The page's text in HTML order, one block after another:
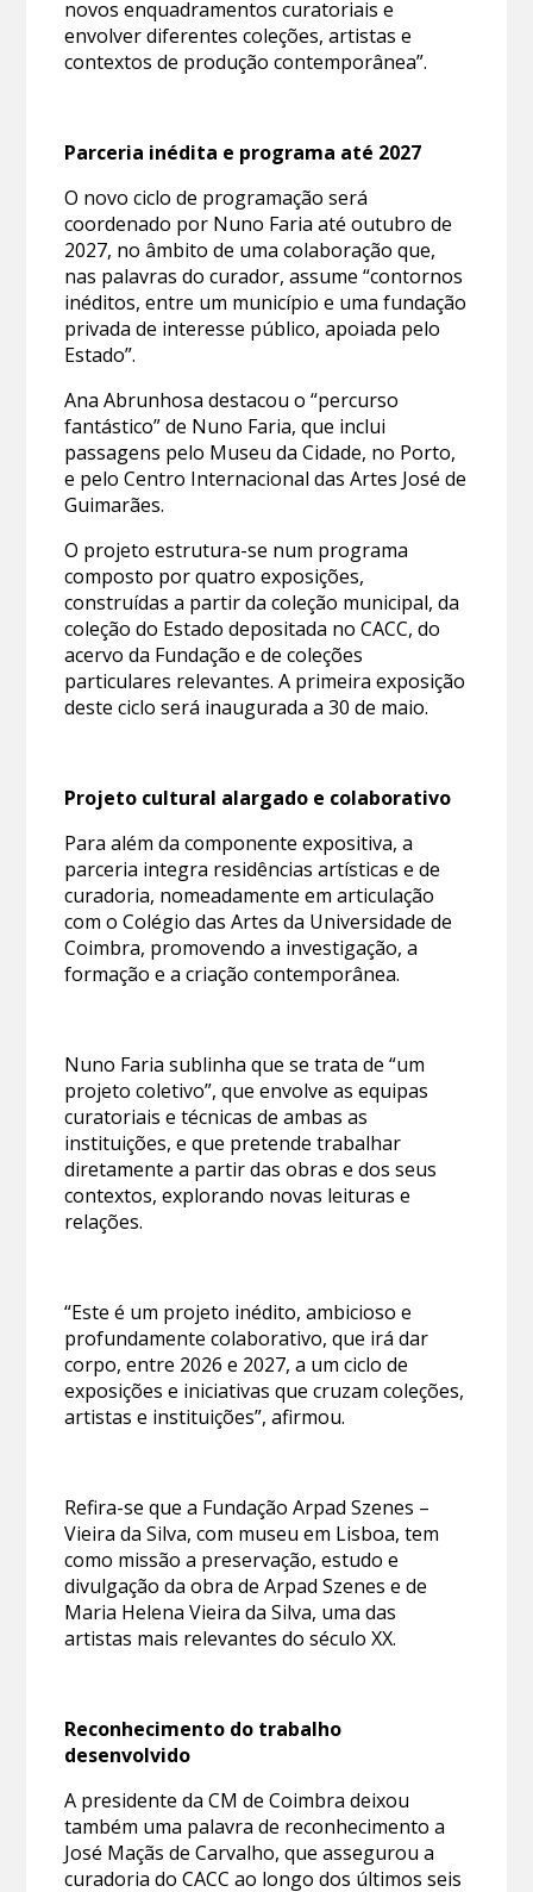
novos enquadramentos curatoriais e
envolver diferentes coleções, artistas e
contextos de produção contemporânea”.
Parceria inédita e programa até 2027
O novo ciclo de programação será
coordenado por Nuno Faria até outubro de
2027, no âmbito de uma colaboração que,
nas palavras do curador, assume “contornos
inéditos, entre um município e uma fundação
privada de interesse público, apoiada pelo
Estado”.
Ana Abrunhosa destacou o “percurso
fantástico” de Nuno Faria, que inclui
passagens pelo Museu da Cidade, no Porto,
e pelo Centro Internacional das Artes José de
Guimarães.
O projeto estrutura-se num programa
composto por quatro exposições,
construídas a partir da coleção municipal, da
coleção do Estado depositada no CACC, do
acervo da Fundação e de coleções
particulares relevantes. A primeira exposição
deste ciclo será inaugurada a 30 de maio.
Projeto cultural alargado e colaborativo
Para além da componente expositiva, a
parceria integra residências artísticas e de
curadoria, nomeadamente em articulação
com o Colégio das Artes da Universidade de
Coimbra, promovendo a investigação, a
formação e a criação contemporânea.
Nuno Faria sublinha que se trata de “um
projeto coletivo”, que envolve as equipas
curatoriais e técnicas de ambas as
instituições, e que pretende trabalhar
diretamente a partir das obras e dos seus
contextos, explorando novas leituras e
relações.
“Este é um projeto inédito, ambicioso e
profundamente colaborativo, que irá dar
corpo, entre 2026 e 2027, a um ciclo de
exposições e iniciativas que cruzam coleções,
artistas e instituições”, afirmou.
Refira-se que a Fundação Arpad Szenes –
Vieira da Silva, com museu em Lisboa, tem
como missão a preservação, estudo e
divulgação da obra de Arpad Szenes e de
Maria Helena Vieira da Silva, uma das
artistas mais relevantes do século XX.
Reconhecimento do trabalho
desenvolvido
A presidente da CM de Coimbra deixou
também uma palavra de reconhecimento a
José Maçãs de Carvalho, que assegurou a
curadoria do CACC ao longo dos últimos seis